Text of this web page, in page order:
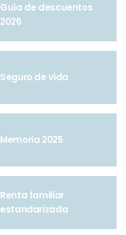
Guía de descuentos
2026
Seguro de vida
Memoria 2025
Renta familiar
estandarizada